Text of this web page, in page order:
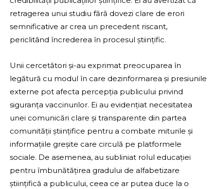
retragerea unui studiu fără dovezi clare de erori
semnificative ar crea un precedent riscant,
periclitând încrederea în procesul științific.
Unii cercetători și-au exprimat preocuparea în
legătură cu modul în care dezinformarea și presiunile
externe pot afecta percepția publicului privind
siguranța vaccinurilor. Ei au evidențiat necesitatea
unei comunicări clare și transparente din partea
comunității științifice pentru a combate miturile și
informațiile greșite care circulă pe platformele
sociale. De asemenea, au subliniat rolul educației
pentru îmbunătățirea gradului de alfabetizare
științifică a publicului, ceea ce ar putea duce la o